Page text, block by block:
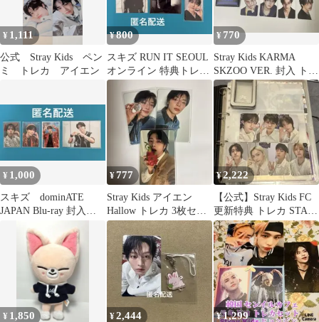
¥ 1,111
公式 Stray Kids ペン
ミ トレカ アイエン
¥800
スキズ RUN IT SEOUL
オンライン 特典トレカ
チャンビン
¥ 770
Stray Kids KARMA
SKZOO VER. 封入 トレ
カ 8枚セット
¥ 1,000
スキズ dominATE
JAPAN Blu-ray 封入
¥777
Stray Kids アイエン
Hallow トレカ 3枚セッ
ト
¥2,222
【公式】Stray Kids FC
更新特典 トレカ STAY
JAPAN
¥ 1,850 ¥2,444 ¥1,299